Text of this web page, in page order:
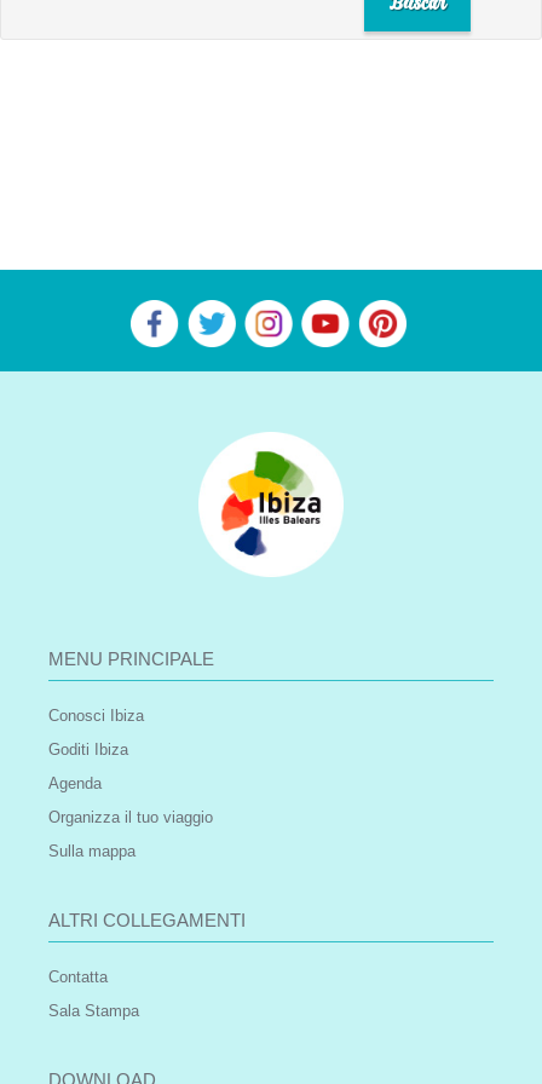
MENU PRINCIPALE
Conosci Ibiza
Goditi Ibiza
Agenda
Organizza il tuo viaggio
Sulla mappa
ALTRI COLLEGAMENTI
Contatta
Sala Stampa